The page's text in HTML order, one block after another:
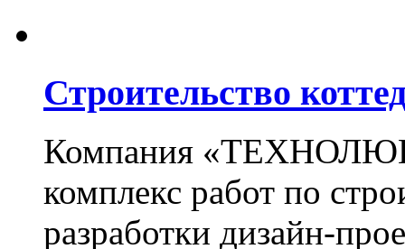
Строительство
Компания
комплекс работ по
разработки дизайн-